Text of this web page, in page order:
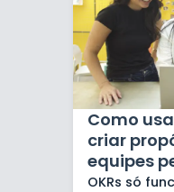
Como
criar
equipes
OKRs só